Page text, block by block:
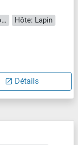
WB, ELISA, IF (cc), IF (p), IHC (p), IHC (fro), ICC
Hôte: Lapin
Détails